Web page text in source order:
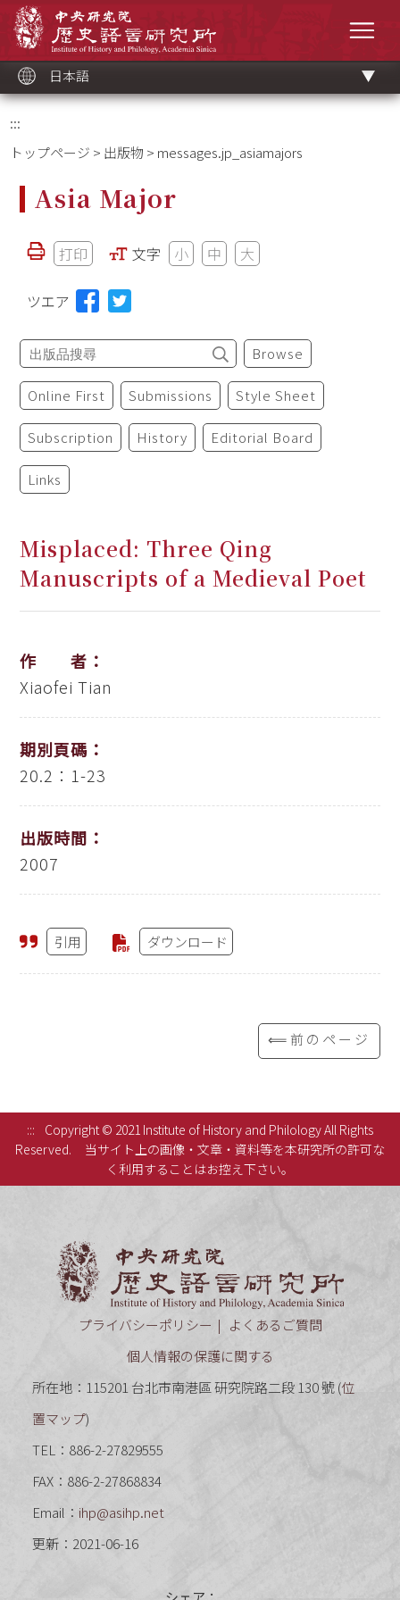
ッ
ク
日本語
:::
トップページ > 出版物 > messages.jp_asiamajors
Asia Major
打印 文字 小 中 大
ツエア
Browse
Online First Submissions Style Sheet
Subscription History Editorial Board
Links
Misplaced: Three Qing
Manuscripts of a Medieval Poet
作 者：
Xiaofei Tian
期別頁碼：
20.2：1-23
出版時間：
2007
引用 ダウンロード
⟸前のページ
:::
Copyright © 2021 Institute of History and Philology All Rights
Reserved.
当サイト上の画像・文章・資料等を本研究所の許可な
く利用することはお控え下さい。
プライバシーポリシー
よくあるご質問
個人情報の保護に関する
所在地：115201 台北市南港區 研究院路二段 130 號 (位
置マップ)
TEL：886-2-27829555
FAX：886-2-27868834
Email： ihp@asihp.net
更新：2021-06-16